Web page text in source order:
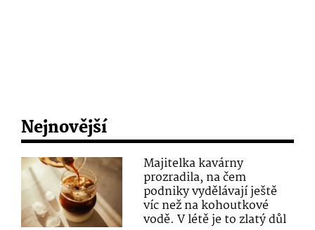
Nejnovější
Majitelka kavárny
prozradila, na čem
podniky vydělávají ještě
víc než na kohoutkové
vodě. V létě je to zlatý důl